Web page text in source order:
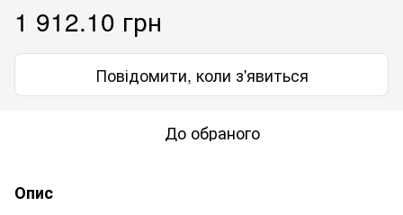
1 912.10 грн
Повідомити, коли з'явиться
До обраного
Опис